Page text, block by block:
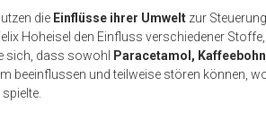
die Einflüsse ihrer Umwelt zur
Hoheisel den Einfluss verschiedener
sich, dass sowohl Paracetamol,
beeinflussen und teilweise stören können,
spielte.